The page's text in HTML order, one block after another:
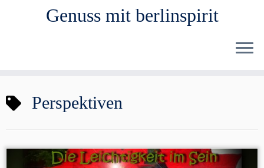
Inhalt
Genuss mit berlinspirit
Perspektiven